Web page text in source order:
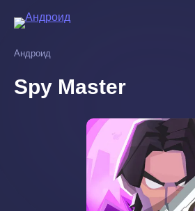
основному
Андроид
Spy Master